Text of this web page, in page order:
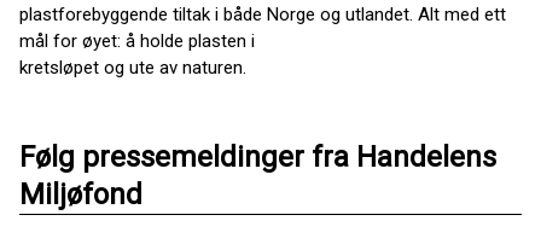
plastforebyggende tiltak i både Norge og utlandet. Alt med ett
mål for øyet: å holde plasten i
kretsløpet og ute av naturen.
Følg pressemeldinger fra Handelens
Miljøfond